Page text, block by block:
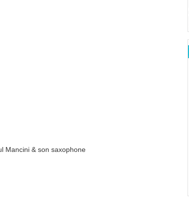
Mancini & son saxophone